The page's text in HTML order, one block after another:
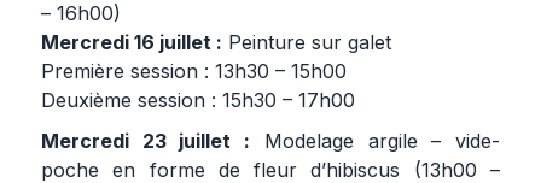
– 16h00)
Mercredi 16 juillet : Peinture sur galet
Première session : 13h30 – 15h00
Deuxième session : 15h30 – 17h00
Mercredi 23 juillet : Modelage argile – vide-
poche en forme de fleur d’hibiscus (13h00 –